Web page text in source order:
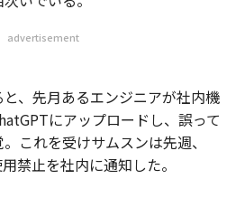
advertisement
、先月あるエンジニアが社内機
にアップロードし、誤って
これを受けサムスンは先週、
禁止を社内に通知した。